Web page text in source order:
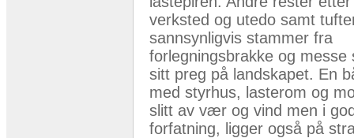
verksted og utedo samt
sannsynligvis stammer fra
forlegningsbrakke og messe
sitt preg på landskapet. En
med styrhus, lasterom og
slitt av vær og vind men i
forfatning, ligger også på